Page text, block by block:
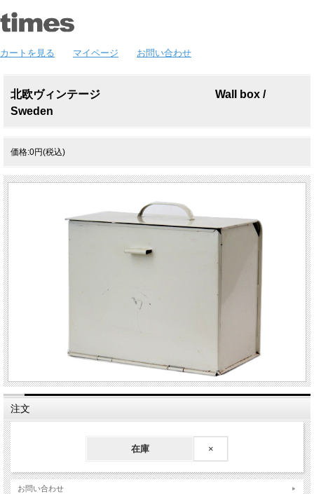
カートを見る マイページ お問い合わせ
北欧ヴィンテージ Wall box /
Sweden
価格:0円(税込)
注文
在庫 ×
お問い合わせ